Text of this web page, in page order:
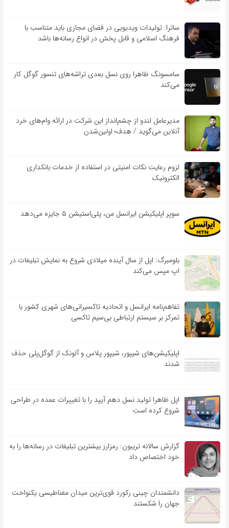
ساترا: تولیدات ویدیویی در فضای مجازی باید متناسب با
فرهنگ اسلامی و قابل پخش در انواع رسانه‌ها باشد
سامسونگ ظاهرا روی نسل بعدی تراشه‌های تنسور گوگل کار
می‌کند
مدیرعامل لندو از چشم‌انداز این شرکت در ارائه وام‌های خرد
آنلاین می‌گوید / هدف؛ اولین‌شدن
لزوم رعایت نکات امنیتی در استفاده از خدمات بانکداری
الکترونیک
سوپر اپلیکیشن ایرانسل من، پلی‌استیشن ۵ جایزه می‌دهد
بلومبرگ: اپل از سال آینده میلادی شروع به نمایش تبلیغات در
اپ مپس می‌کند
تفاهم‌نامه‌ ایرانسل و اتحادیه تاکسیرانی‌های شهری کشور با
تمرکز بر سیستم ارتباطی بی‌سیم تاکسی
اپلیکیشن‌های شیپور، شیپور پلاس و آلونک از گوگل‌پلی حذف
شدند
اپل ظاهرا تولید نسل دهم آیپد را با تغییرات عمده در طراحی
شروع کرده است
گزارش سالانه تریبون: رمزارز بیشترین تبلیغات در رسانه‌ها را به
خود اختصاص داد
دانشمندان چینی رکورد قوی‌ترین میدان مغناطیسی یکنواخت
جهان را شکستند